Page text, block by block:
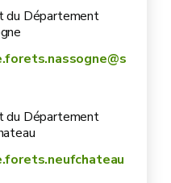
du Département
du Département